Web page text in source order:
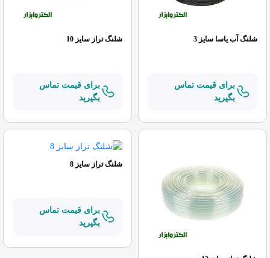
شلنگ آب یاسا سایز 3
برای قیمت تماس
بگیرید
شلنگ تراز سایز 10
برای قیمت تماس
بگیرید
شلنگ تراز سایز 8
برای قیمت تماس
بگیرید